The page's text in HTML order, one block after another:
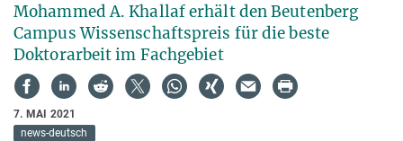
Mohammed A. Khallaf erhält den Beutenberg
Campus Wissenschaftspreis für die beste
Doktorarbeit im Fachgebiet
7. MAI 2021
news-deutsch